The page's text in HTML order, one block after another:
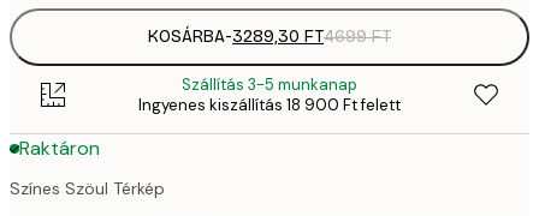
KOSÁRBA-3289,30 FT4699 FT
Szállítás 3-5 munkanap
Ingyenes kiszállítás 18 900 Ft felett
Raktáron
Színes Szöul Térkép